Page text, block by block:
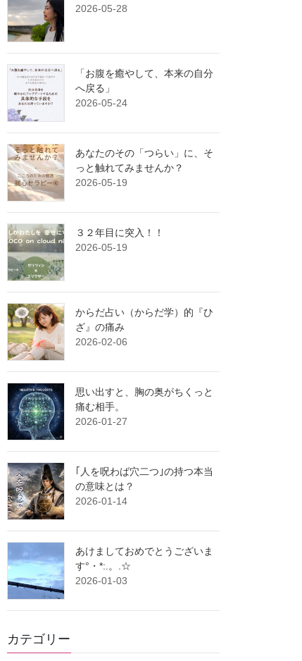
2026-05-28
「お腹を癒やして、本来の自分
へ戻る」
2026-05-24
あなたのその「つらい」に、そ
っと触れてみませんか？
2026-05-19
３２年目に突入！！
2026-05-19
からだ占い（からだ学）的『ひ
ざ』の痛み
2026-02-06
思い出すと、胸の奥がちくっと
痛む相手。
2026-01-27
｢人を呪わば穴二つ｣の持つ本当
の意味とは？
2026-01-14
あけましておめでとうございま
す°・*:.。.☆
2026-01-03
カテゴリー